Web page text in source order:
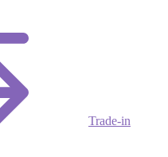
Trade-in